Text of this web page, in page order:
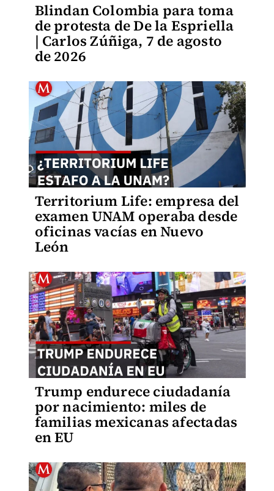
Blindan Colombia para toma
de protesta de De la Espriella
| Carlos Zúñiga, 7 de agosto
de 2026
Territorium Life: empresa del
examen UNAM operaba desde
oficinas vacías en Nuevo
León
Trump endurece ciudadanía
por nacimiento: miles de
familias mexicanas afectadas
en EU